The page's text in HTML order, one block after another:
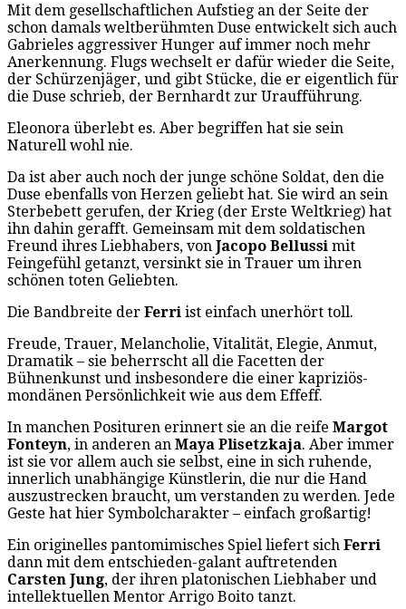
Mit dem gesellschaftlichen Aufstieg an der Seite der
schon damals weltberühmten Duse entwickelt sich auch
Gabrieles aggressiver Hunger auf immer noch mehr
Anerkennung. Flugs wechselt er dafür wieder die Seite,
der Schürzenjäger, und gibt Stücke, die er eigentlich für
die Duse schrieb, der Bernhardt zur Uraufführung.
Eleonora überlebt es. Aber begriffen hat sie sein
Naturell wohl nie.
Da ist aber auch noch der junge schöne Soldat, den die
Duse ebenfalls von Herzen geliebt hat. Sie wird an sein
Sterbebett gerufen, der Krieg (der Erste Weltkrieg) hat
ihn dahin gerafft. Gemeinsam mit dem soldatischen
Freund ihres Liebhabers, von Jacopo Bellussi mit
Feingefühl getanzt, versinkt sie in Trauer um ihren
schönen toten Geliebten.
Die Bandbreite der Ferri ist einfach unerhört toll.
Freude, Trauer, Melancholie, Vitalität, Elegie, Anmut,
Dramatik – sie beherrscht all die Facetten der
Bühnenkunst und insbesondere die einer kapriziös-
mondänen Persönlichkeit wie aus dem Effeff.
In manchen Posituren erinnert sie an die reife Margot
Fonteyn, in anderen an Maya Plisetzkaja. Aber immer
ist sie vor allem auch sie selbst, eine in sich ruhende,
innerlich unabhängige Künstlerin, die nur die Hand
auszustrecken braucht, um verstanden zu werden. Jede
Geste hat hier Symbolcharakter – einfach großartig!
Ein originelles pantomimisches Spiel liefert sich Ferri
dann mit dem entschieden-galant auftretenden
Carsten Jung, der ihren platonischen Liebhaber und
intellektuellen Mentor Arrigo Boito tanzt.